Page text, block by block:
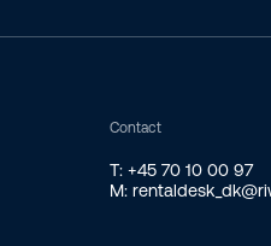
Contact
T: +45 70 10 00 97
M: